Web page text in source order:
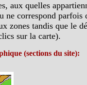
aux quelles
ne correspond
zones tandis que le
sur la carte).
(sections du site):